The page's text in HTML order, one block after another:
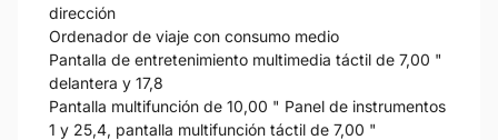
dirección
Ordenador de viaje con consumo medio
Pantalla de entretenimiento multimedia táctil de 7,00 "
delantera y 17,8
Pantalla multifunción de 10,00 " Panel de instrumentos
1 y 25,4, pantalla multifunción táctil de 7,00 "